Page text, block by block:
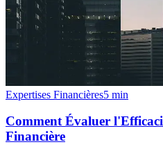
Expertises Financières5 min
Comment Évaluer
Financière